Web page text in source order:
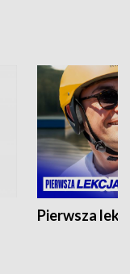
Pierwsza